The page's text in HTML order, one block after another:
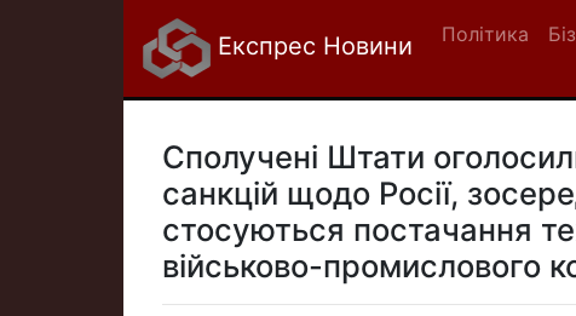
Експрес Новини Політика
Сполучені Штати
санкцій щодо Росії,
стосуються постачання
військово-промислового